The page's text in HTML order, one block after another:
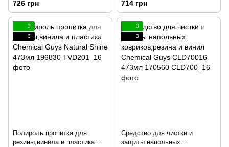
Shine Sprayable Dressing
473мл 182511
726 грн
V.R.P. SUPER SHINE
DRESSING 473мл 182731
714 грн
3
3
Полироль пропитка для
резины,винила и пластика
3
3
Средство для чистки и
защиты напольных